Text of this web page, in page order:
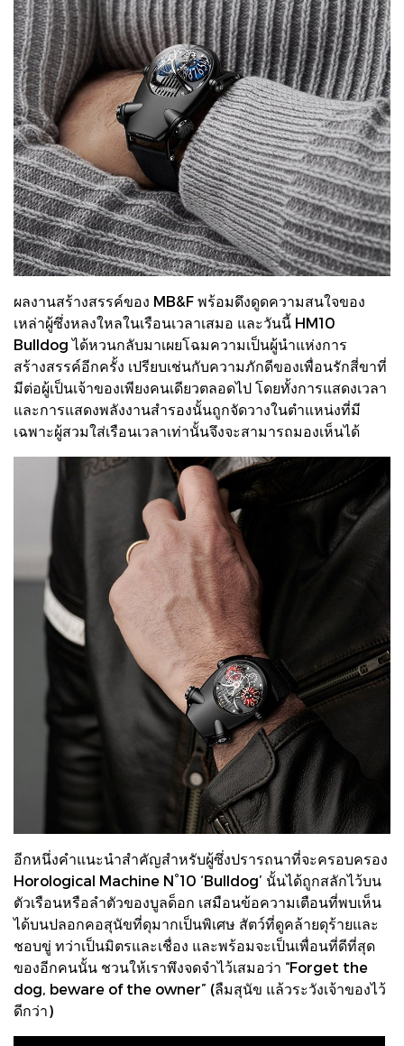
ผลงานสร้างสรรค์ของ MB&F พร้อมดึงดูดความสนใจของ
เหล่าผู้ซึ่งหลงใหลในเรือนเวลาเสมอ และวันนี้ HM10
Bulldog ได้หวนกลับมาเผยโฉมความเป็นผู้นำแห่งการ
สร้างสรรค์อีกครั้ง เปรียบเช่นกับความภักดีของเพื่อนรักสี่ขาที่
มีต่อผู้เป็นเจ้าของเพียงคนเดียวตลอดไป โดยทั้งการแสดงเวลา
และการแสดงพลังงานสำรองนั้นถูกจัดวางในตำแหน่งที่มี
เฉพาะผู้สวมใส่เรือนเวลาเท่านั้นจึงจะสามารถมองเห็นได้
อีกหนึ่งคำแนะนำสำคัญสำหรับผู้ซึ่งปรารถนาที่จะครอบครอง
Horological Machine N°10 ‘Bulldog’ นั้นได้ถูกสลักไว้บน
ตัวเรือนหรือลำตัวของบูลด็อก เสมือนข้อความเตือนที่พบเห็น
ได้บนปลอกคอสุนัขที่ดุมากเป็นพิเศษ สัตว์ที่ดูคล้ายดุร้ายและ
ชอบขู่ ทว่าเป็นมิตรและเชื่อง และพร้อมจะเป็นเพื่อนที่ดีที่สุด
ของอีกคนนั้น ชวนให้เราพึงจดจำไว้เสมอว่า “Forget the
dog, beware of the owner” (ลืมสุนัข แล้วระวังเจ้าของไว้
ดีกว่า)